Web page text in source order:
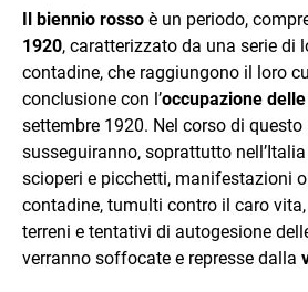
imprenditore di me stesso.
Il biennio rosso è un periodo,
1920, caratterizzato da una serie di
contadine, che raggiungono il loro
conclusione con l’occupazione
settembre 1920. Nel corso di questo
susseguiranno, soprattutto
scioperi e picchetti, manifestazioni
contadine, tumulti contro il caro
terreni e tentativi di autogesione
verranno soffocate e represse dalla